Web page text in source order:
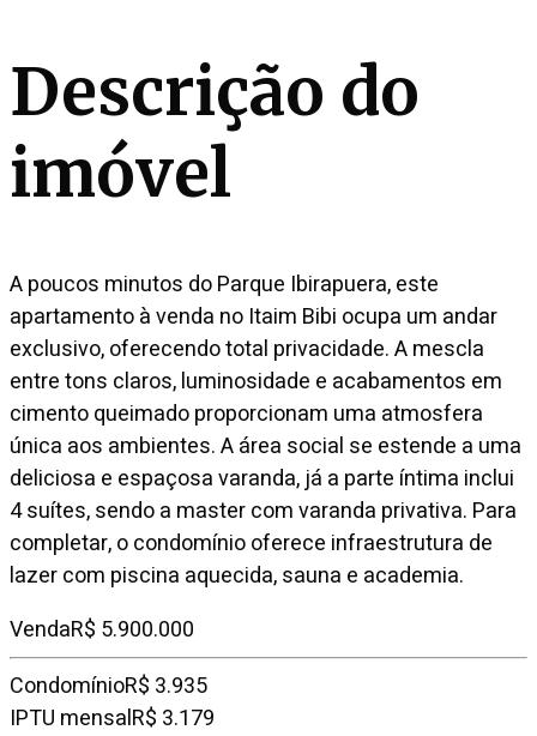
Descrição do
imóvel
A poucos minutos do Parque Ibirapuera, este
apartamento à venda no Itaim Bibi ocupa um andar
exclusivo, oferecendo total privacidade. A mescla
entre tons claros, luminosidade e acabamentos em
cimento queimado proporcionam uma atmosfera
única aos ambientes. A área social se estende a uma
deliciosa e espaçosa varanda, já a parte íntima inclui
4 suítes, sendo a master com varanda privativa. Para
completar, o condomínio oferece infraestrutura de
lazer com piscina aquecida, sauna e academia.
VendaR$ 5.900.000
CondomínioR$ 3.935
IPTU mensalR$ 3.179